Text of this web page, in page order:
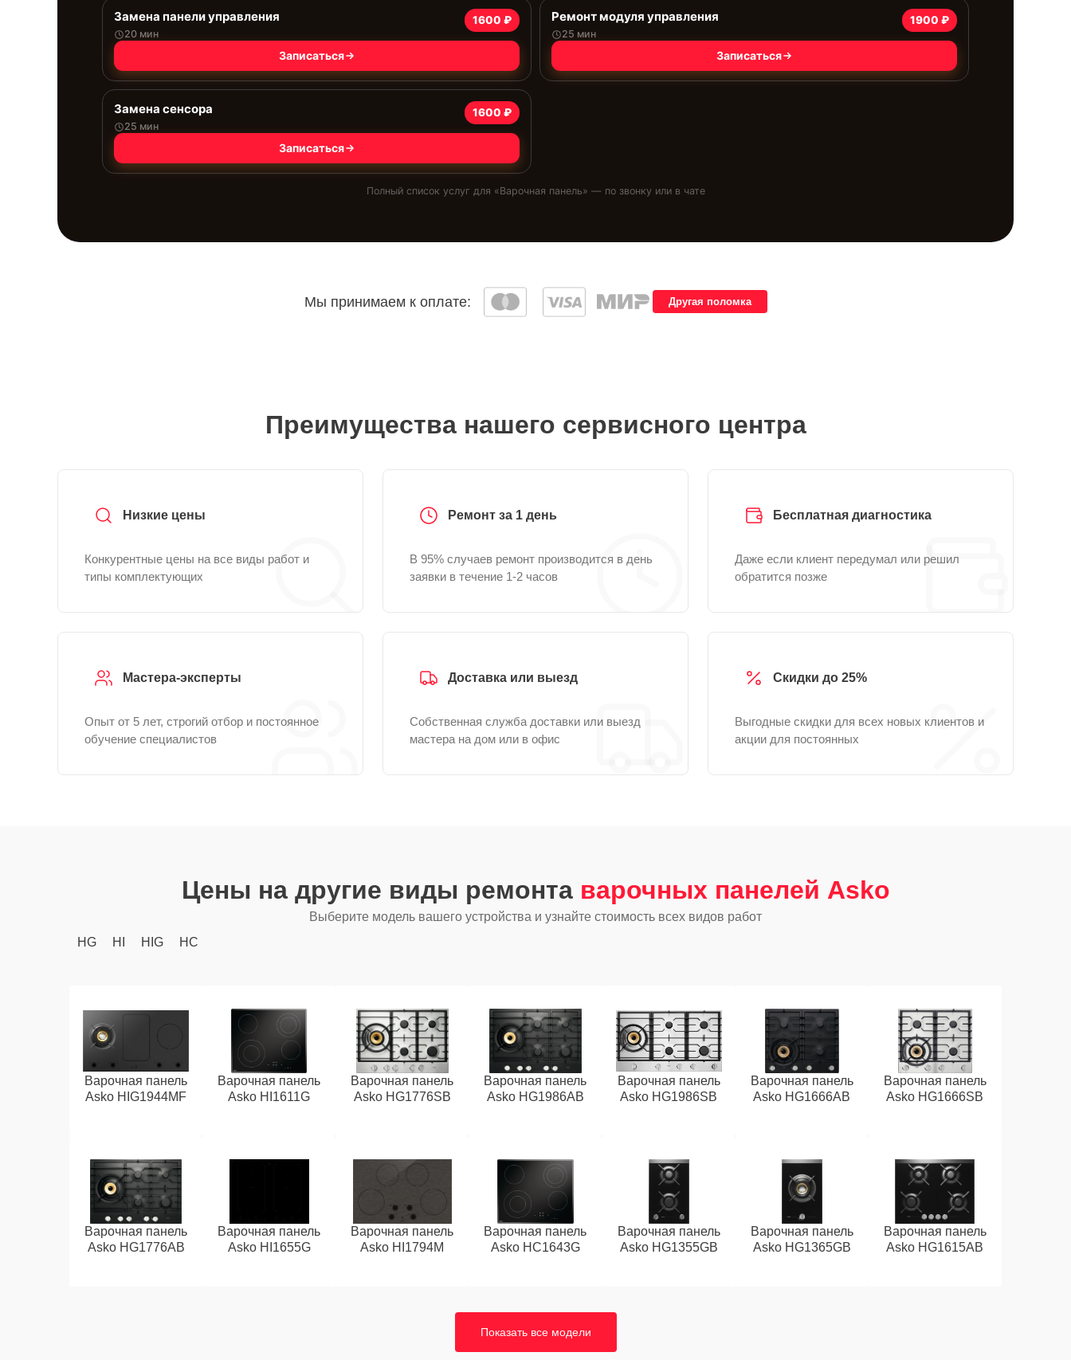
Замена панели управления
20 мин
1600 ₽
Записаться
Ремонт модуля управления
25 мин
1900 ₽
Записаться
Замена сенсора
25 мин
1600 ₽
Записаться
Полный список услуг для «Варочная панель» — по звонку или в чате
Мы принимаем к оплате: Другая поломка
Преимущества нашего сервисного центра
Низкие цены
Конкурентные цены на все виды работ и
типы комплектующих
Ремонт за 1 день
В 95% случаев ремонт производится в день
заявки в течение 1-2 часов
Бесплатная диагностика
Даже если клиент передумал или решил
обратится позже
Мастера-эксперты
Опыт от 5 лет, строгий отбор и постоянное
обучение специалистов
Доставка или выезд
Собственная служба доставки или выезд
мастера на дом или в офис
Скидки до 25%
Выгодные скидки для всех новых клиентов и
акции для постоянных
Цены на другие виды ремонта варочных панелей Asko
Выберите модель вашего устройства и узнайте стоимость всех видов работ
HG
HI HIG HC
Варочная панель
Asko HIG1944MF
Варочная панель
Asko HI1611G
Варочная панель
Asko HG1776SB
Варочная панель
Asko HG1986AB
Варочная панель
Asko HG1986SB
Варочная панель
Asko HG1666AB
Варочная панель
Asko HG1666SB
Варочная панель
Asko HG1776AB
Варочная панель
Asko HI1655G
Варочная панель
Asko HI1794M
Варочная панель
Asko HC1643G
Варочная панель
Asko HG1355GB
Варочная панель
Asko HG1365GB
Варочная панель
Asko HG1615AB
Показать все модели